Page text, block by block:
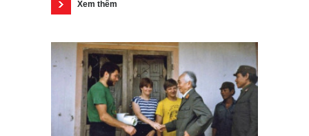
Xem thêm